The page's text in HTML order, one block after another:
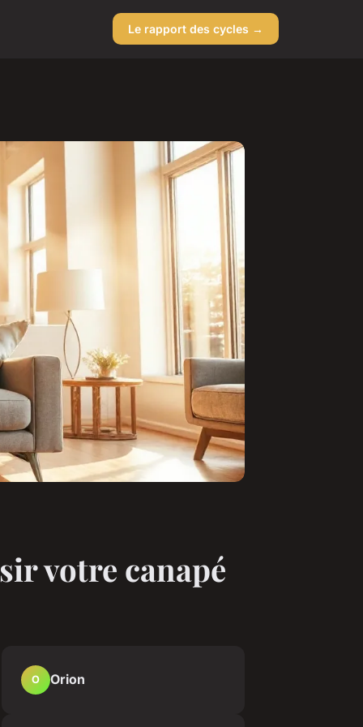
Le rapport des cycles →
votre canapé
O Orion